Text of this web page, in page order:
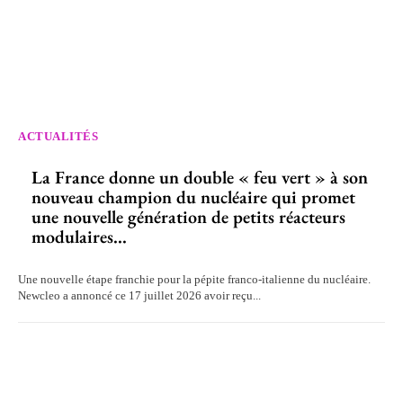
ACTUALITÉS
La France donne un double « feu vert » à son
nouveau champion du nucléaire qui promet
une nouvelle génération de petits réacteurs
modulaires...
Une nouvelle étape franchie pour la pépite franco-italienne du nucléaire.
Newcleo a annoncé ce 17 juillet 2026 avoir reçu...